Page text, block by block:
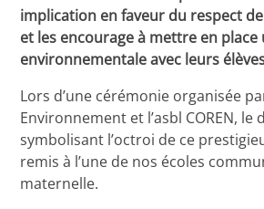
implication en faveur du respect
et les encourage à mettre en
environnementale avec leurs
Lors d’une cérémonie organisée
Environnement et l’asbl COREN, le
symbolisant l’octroi de ce
remis à l’une de nos écoles
maternelle.